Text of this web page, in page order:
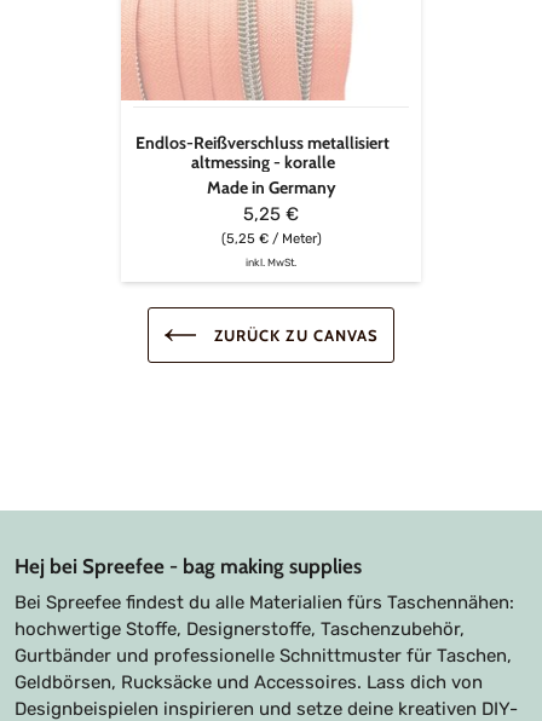
-
koralle
Endlos-Reißverschluss metallisiert
altmessing - koralle
Made in Germany
5,25 €
(5,25 € / Meter)
inkl. MwSt.
ZURÜCK ZU CANVAS
Hej bei Spreefee - bag making supplies
Bei Spreefee findest du alle Materialien fürs Taschennähen:
hochwertige Stoffe, Designerstoffe, Taschenzubehör,
Gurtbänder und professionelle Schnittmuster für Taschen,
Geldbörsen, Rucksäcke und Accessoires. Lass dich von
Designbeispielen inspirieren und setze deine kreativen DIY-